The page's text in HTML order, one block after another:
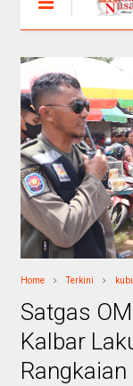
Home Terkini
Satgas
Kalbar